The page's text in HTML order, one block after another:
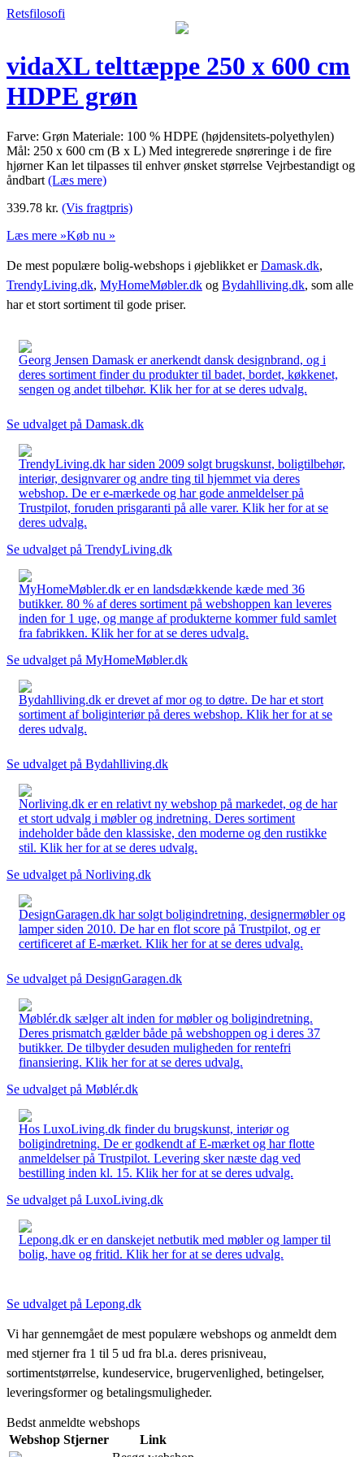
Retsfilosofi
vidaXL telttæppe 250 x 600 cm
HDPE grøn
Farve: Grøn Materiale: 100 % HDPE (højdensitets-polyethylen)
Mål: 250 x 600 cm (B x L) Med integrerede snøreringe i de fire
hjørner Kan let tilpasses til enhver ønsket størrelse Vejrbestandigt og
åndbart (Læs mere)
339.78 kr. (Vis fragtpris)
Læs mere »Køb nu »
De mest populære bolig-webshops i øjeblikket erDamask.dk,
TrendyLiving.dk, MyHomeMøbler.dk og Bydahlliving.dk, som alle
har et stort sortiment til gode priser.
Georg Jensen Damask er anerkendt dansk designbrand, og i
deres sortiment finder du produkter til badet, bordet, køkkenet,
sengen og andet tilbehør. Klik her for at se deres udvalg.
Se udvalget på Damask.dk
TrendyLiving.dk har siden 2009 solgt brugskunst, boligtilbehør,
interiør, designvarer og andre ting til hjemmet via deres
webshop. De er e-mærkede og har gode anmeldelser på
Trustpilot, foruden prisgaranti på alle varer. Klik her for at se
deres udvalg.
Se udvalget på TrendyLiving.dk
MyHomeMøbler.dk er en landsdækkende kæde med 36
butikker. 80 % af deres sortiment på webshoppen kan leveres
inden for 1 uge, og mange af produkterne kommer fuld samlet
fra fabrikken. Klik her for at se deres udvalg.
Se udvalget på MyHomeMøbler.dk
Bydahlliving.dk er drevet af mor og to døtre. De har et stort
sortiment af boliginteriør på deres webshop. Klik her for at se
deres udvalg.
Se udvalget på Bydahlliving.dk
Norliving.dk er en relativt ny webshop på markedet, og de har
et stort udvalg i møbler og indretning. Deres sortiment
indeholder både den klassiske, den moderne og den rustikke
stil. Klik her for at se deres udvalg.
Se udvalget på Norliving.dk
DesignGaragen.dk har solgt boligindretning, designermøbler og
lamper siden 2010. De har en flot score på Trustpilot, og er
certificeret af E-mærket. Klik her for at se deres udvalg.
Se udvalget på DesignGaragen.dk
Møblér.dk sælger alt inden for møbler og boligindretning.
Deres prismatch gælder både på webshoppen og i deres 37
butikker. De tilbyder desuden muligheden for rentefri
finansiering. Klik her for at se deres udvalg.
Se udvalget på Møblér.dk
Hos LuxoLiving.dk finder du brugskunst, interiør og
boligindretning. De er godkendt af E-mærket og har flotte
anmeldelser på Trustpilot. Levering sker næste dag ved
bestilling inden kl. 15. Klik her for at se deres udvalg.
Se udvalget på LuxoLiving.dk
Lepong.dk er en danskejet netbutik med møbler og lamper til
bolig, have og fritid. Klik her for at se deres udvalg.
Se udvalget på Lepong.dk
Vi har gennemgået de mest populære webshops og anmeldt dem
med stjerner fra 1 til 5 ud fra bl.a. deres prisniveau,
sortimentstørrelse, kundeservice, brugervenlighed, betingelser,
leveringsformer og betalingsmuligheder.
Bedst anmeldte webshops
Webshop Stjerner
Link